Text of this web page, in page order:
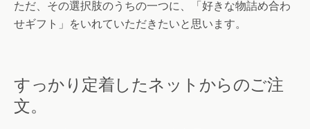
ただ、その選択肢のうちの一つに、「好きな物詰め合わ
せギフト」をいれていただきたいと思います。
すっかり定着したネットからのご注
文。